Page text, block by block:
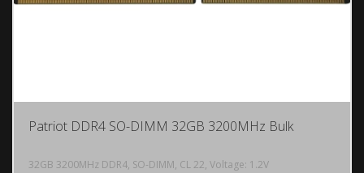
Patriot DDR4 SO-DIMM 32GB 3200MHz Bulk
32GB 3200MHz DDR4, SO-DIMM, CL 22, Voltage: 1.2V